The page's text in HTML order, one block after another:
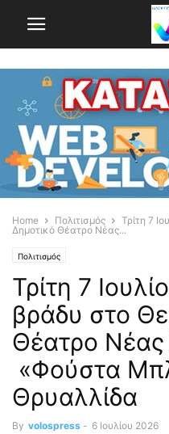
Home Πολιτισμός
Τρίτη 7
Δημοτικό Θέατρο Νέας...
Πολιτισμός
Τρίτη 7
βράδυ στο
Θέατρο Νέας
«Φούστα
Θρυαλλίδα
By volospress - 6 Ιουλίου 2026